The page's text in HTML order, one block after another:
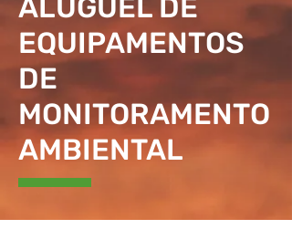
ALUGUEL DE
EQUIPAMENTOS
DE
MONITORAMENTO
AMBIENTAL